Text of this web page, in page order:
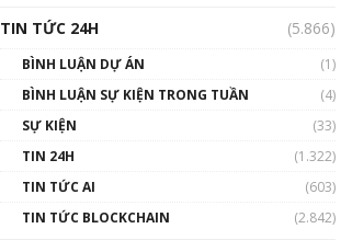
01:49:30
Talkshow 14: MemeCoin –
TIN TỨC 24H
(5.866)
BÌNH LUẬN DỰ ÁN
(1)
BÌNH LUẬN SỰ KIỆN TRONG TUẦN
(4)
SỰ KIỆN
(33)
TIN 24H
(1.322)
TIN TỨC AI
(603)
TIN TỨC BLOCKCHAIN
(2.842)